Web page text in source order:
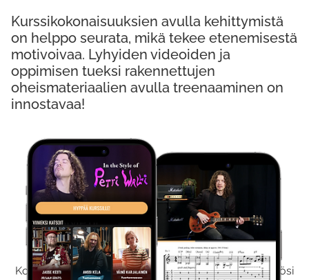
Kokeile Ilmaiseksi
Kokeilemalla ilmaiseksi saat koko sisältömme käyttöösi
Kurssikokonaisuuksien avulla kehittymistä
on helppo seurata, mikä tekee etenemisestä
motivoivaa. Lyhyiden videoiden ja
oppimisen tueksi rakennettujen
oheismateriaalien avulla treenaaminen on
innostavaa!